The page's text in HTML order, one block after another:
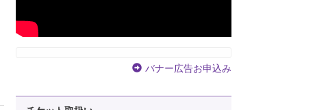
バナー広告お申込み